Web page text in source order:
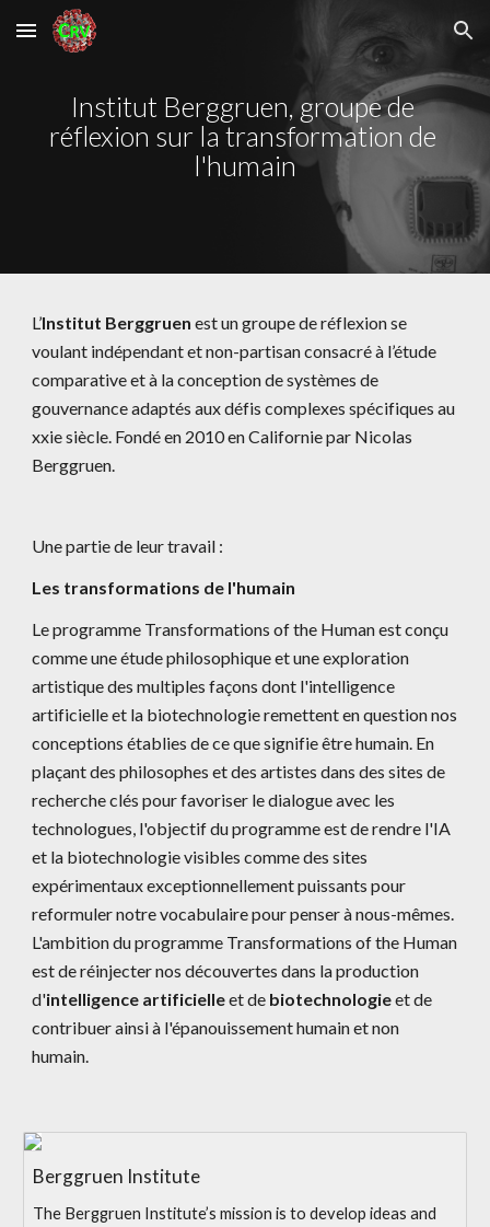
Skip to main content Skip to navigation
Institut Berggruen, groupe de
réflexion sur la transformation de
l'humain
L’Institut Berggruen est un groupe de réflexion se
voulant indépendant et non-partisan consacré à l’étude
comparative et à la conception de systèmes de
gouvernance adaptés aux défis complexes spécifiques au
xxie siècle. Fondé en 2010 en Californie par Nicolas
Berggruen.
Une partie de leur travail :
Les transformations de l'humain
Le programme Transformations of the Human est conçu
comme une étude philosophique et une exploration
artistique des multiples façons dont l'intelligence
artificielle et la biotechnologie remettent en question nos
conceptions établies de ce que signifie être humain. En
plaçant des philosophes et des artistes dans des sites de
recherche clés pour favoriser le dialogue avec les
technologues, l'objectif du programme est de rendre l'IA
et la biotechnologie visibles comme des sites
expérimentaux exceptionnellement puissants pour
reformuler notre vocabulaire pour penser à nous-mêmes.
L'ambition du programme Transformations of the Human
est de réinjecter nos découvertes dans la production
d'intelligence artificielle et de biotechnologie et de
contribuer ainsi à l'épanouissement humain et non
humain.
Berggruen Institute
The Berggruen Institute’s mission is to develop ideas and